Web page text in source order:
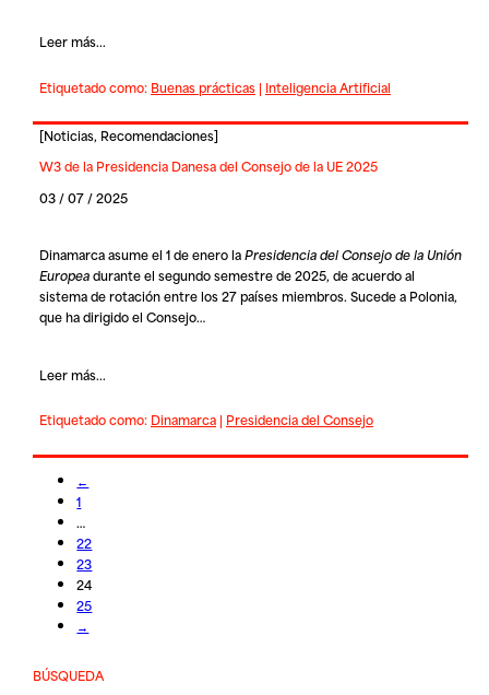
Leer más...
Etiquetado como: Buenas prácticas| Inteligencia Artificial
[Noticias, Recomendaciones]
W3 de la Presidencia Danesa del Consejo de la UE 2025
03 / 07 / 2025
Dinamarcaasume el 1 de enero laPresidencia del Consejo de la Unión
Europeadurante el segundo semestre de 2025, de acuerdo al
sistema de rotación entre los 27 países miembros. Sucede a Polonia,
que ha dirigido el Consejo…
Leer más...
Etiquetado como: Dinamarca| Presidencia del Consejo
←
1
…
22
23
24
25
→
BÚSQUEDA